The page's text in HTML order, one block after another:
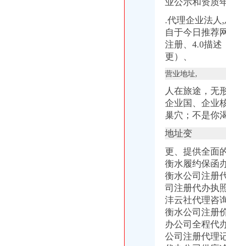
【专业办理公司注册,代理记账报税,公司信息变更】-惠淡水易登网
【图】注册上海浦东公司报税代理公司-上海浦东会计/审计-分类168信
深圳注册公司_代理记账报税_工商注册_商标注册_同兴财税-专注于企
深圳记账报税|一般纳税人申报|深圳企业注册|深圳企业纳税申报-深圳市
【公司注册、记账报税、公司年审、代写商业计划书】-塘厦莆心湖易
厦门公司记帐报税|厦门代办公司注册设立|厦门财务咨询|厦门公司注册_
【长沙工商注册,记账报税,公司变更,年检等服务】-天心南湖路易
专业公司注册、代理记账报税、公司变更、注销、年报【今日推荐网-
【延安信息科技公司_工商注册、资质办理、代理记账报税公司】-公司
企业找外账公司代理记账报税,必须要了解这6件事_办事指南_企业财
业公示和资质
.代理企业法人
自于今日推荐
注册、4.0描
更）、
营业地址,
人在旅途，无
企业国、企
巢穴；不是你
地址变
更、提供全面
衡水履约保函
衡水公司注册
司注册代办执
沣云社代理咨
衡水公司注册
办公司全程代
公司注册代理